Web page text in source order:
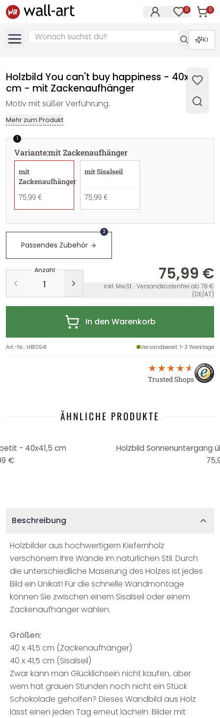
0 0
KI
Holzbild You can't buy happiness - 40x41,5
cm - mit Zackenaufhänger
Motiv mit süßer Verführung.
Mehr zum Produkt
1
Variante:mit Zackenaufhänger
mit
Zackenaufhänger
75,99 €
mit Sisalseil
75,99 €
Passendes Zubehör
3
Anzahl 75,99 €
inkl. MwSt. · Versandkostenfrei ab 79 €
(DE/AT)
In den Warenkorb
Art.-Nr.: HB10541 Versandbereit: 1-3 Werktage
Trusted Shops
ÄHNLICHE PRODUKTE
- 40x41,5 cm
€
Holzbild Sonnenuntergang
Beschreibung
Holzbilder aus hochwertigem Kiefernholz
verschönern Ihre Wände im natürlichen Stil. Durch
die unterschiedliche Maserung des Holzes ist jedes
Bild ein Unikat! Für die schnelle Wandmontage
können Sie zwischen einem Sisalseil oder einem
Zackenaufhänger wählen.
Größen:
40 x 41,5 cm (Zackenaufhänger)
40 x 41,5 cm (Sisalseil)
Zwar kann man Glücklichsein nicht kaufen, aber
wem hat grauen Stunden noch nicht ein Stück
Schokolade geholfen? Dieses Wandbild aus Holz
lässt einen jeden Tag erneut lächeln. Bilder mit